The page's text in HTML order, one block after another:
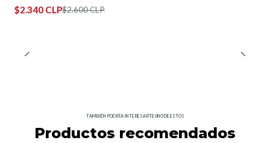
$2.340 CLP$2.600 CLP
TAMBIÉN PODRÍA INTERESARTE UNO DE ESTOS
Productos recomendados